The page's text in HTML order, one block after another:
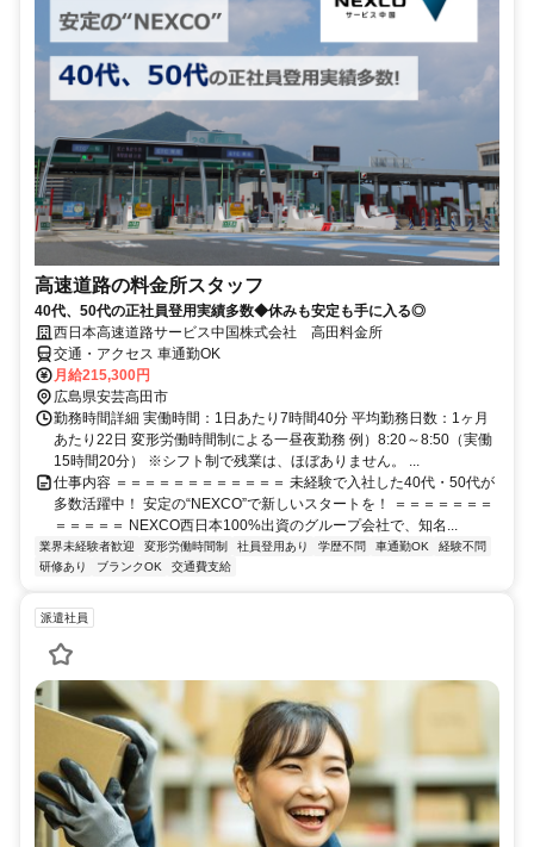
高速道路の料金所スタッフ
40代、50代の正社員登用実績多数◆休みも安定も手に入る◎
西日本高速道路サービス中国株式会社 高田料金所
交通・アクセス 車通勤OK
月給215,300円
広島県安芸高田市
勤務時間詳細 実働時間：1日あたり7時間40分 平均勤務日数：1ヶ月
あたり22日 変形労働時間制による一昼夜勤務 例）8:20～8:50（実働
15時間20分） ※シフト制で残業は、ほぼありません。 ...
仕事内容 ＝＝＝＝＝＝＝＝＝＝＝＝ 未経験で入社した40代・50代が
多数活躍中！ 安定の“NEXCO”で新しいスタートを！ ＝＝＝＝＝＝＝
＝＝＝＝＝ NEXCO西日本100%出資のグループ会社で、知名...
業界未経験者歓迎 変形労働時間制 社員登用あり 学歴不問 車通勤OK
経験不問
研修あり
ブランクOK 交通費支給
派遣社員